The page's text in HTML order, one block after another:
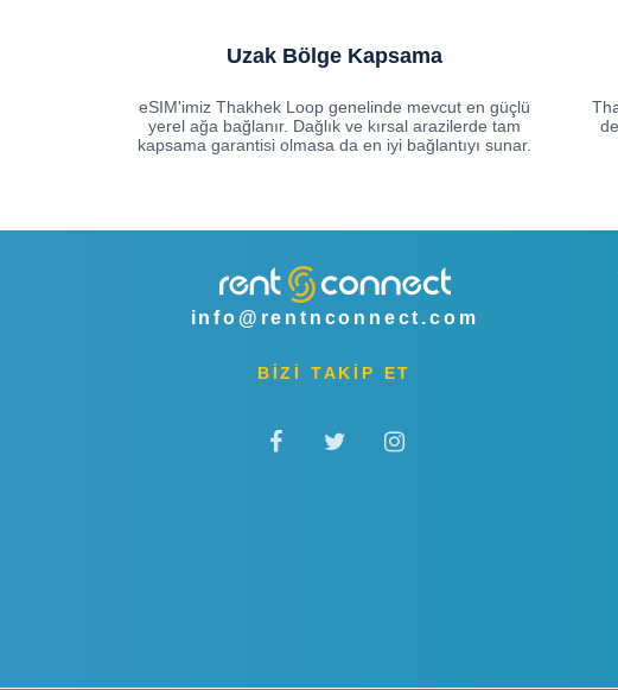
Uzak Bölge Kapsama
eSIM'imiz Thakhek Loop genelinde mevcut en güçlü
yerel ağa bağlanır. Dağlık ve kırsal arazilerde tam
kapsama garantisi olmasa da en iyi bağlantıyı sunar.
info@rentnconnect.com
BİZİ TAKİP ET